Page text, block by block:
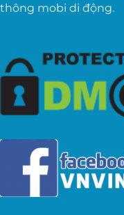
thông mobi di động.